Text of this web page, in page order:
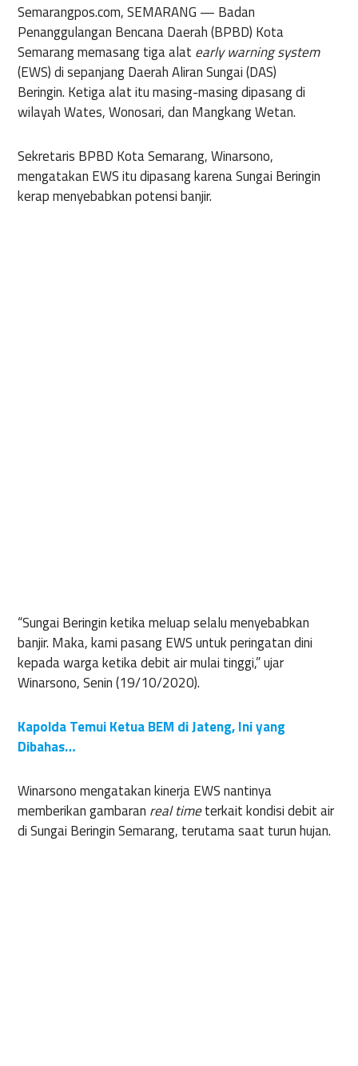
Semarangpos.com, SEMARANG — Badan
Penanggulangan Bencana Daerah (BPBD) Kota
Semarang memasang tiga alat early warning system
(EWS) di sepanjang Daerah Aliran Sungai (DAS)
Beringin. Ketiga alat itu masing-masing dipasang di
wilayah Wates, Wonosari, dan Mangkang Wetan.
Sekretaris BPBD Kota Semarang, Winarsono,
mengatakan EWS itu dipasang karena Sungai Beringin
kerap menyebabkan potensi banjir.
“Sungai Beringin ketika meluap selalu menyebabkan
banjir. Maka, kami pasang EWS untuk peringatan dini
kepada warga ketika debit air mulai tinggi,” ujar
Winarsono, Senin (19/10/2020).
Kapolda Temui Ketua BEM di Jateng, Ini yang
Dibahas…
Winarsono mengatakan kinerja EWS nantinya
memberikan gambaran real timeterkait kondisi debit air
di Sungai Beringin Semarang, terutama saat turun hujan.